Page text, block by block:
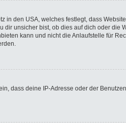
in den USA, welches festlegt, dass
unsicher bist, ob dies auf dich oder die
kann und nicht die Anlaufstelle für
dass deine IP-Adresse oder der